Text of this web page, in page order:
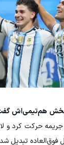
هم‌تیمی‌اش
حرکت کرد و
فوق‌العاده تبدیل